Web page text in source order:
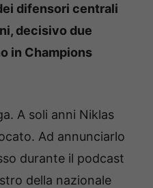
difensori centrali
decisivo due
in Champions
A soli anni Niklas
Ad annunciarlo
durante il podcast
della nazionale